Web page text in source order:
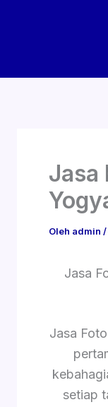
Jasa
Oleh admin /
Jasa
Jasa
setiap